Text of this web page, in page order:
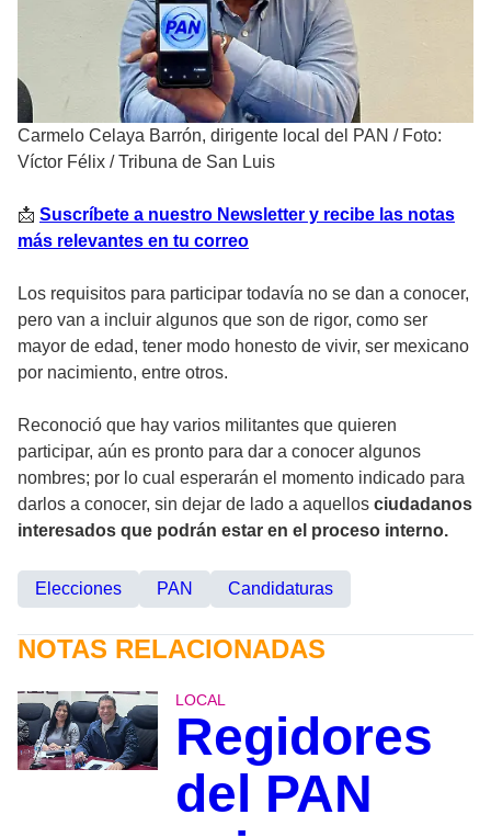
Carmelo Celaya Barrón, dirigente local del PAN / Foto:
Víctor Félix / Tribuna de San Luis
📩 Suscríbete a nuestro Newsletter y recibe las notas
más relevantes en tu correo
Los requisitos para participar todavía no se dan a conocer,
pero van a incluir algunos que son de rigor, como ser
mayor de edad, tener modo honesto de vivir, ser mexicano
por nacimiento, entre otros.
Reconoció que hay varios militantes que quieren
participar, aún es pronto para dar a conocer algunos
nombres; por lo cual esperarán el momento indicado para
darlos a conocer, sin dejar de lado a aquellos ciudadanos
interesados que podrán estar en el proceso interno.
Elecciones PAN Candidaturas
NOTAS RELACIONADAS
LOCAL
Regidores
del PAN